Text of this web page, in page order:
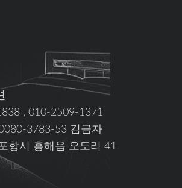
, 010-2509-1371
3783-53 김금자
항시 흥해읍 오도리 41